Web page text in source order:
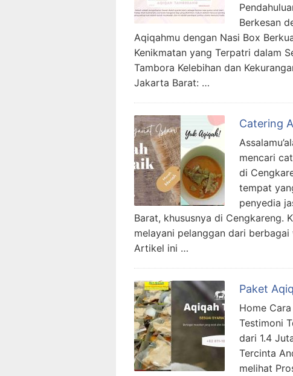
Berkesan
Aqiqahmu dengan Nasi Box
Kenikmatan yang Terpatri dalam
Tambora Kelebihan dan
Jakarta Barat: …
Catering
mencari
di
tempat
penyedia
Barat, khususnya di Cengkareng.
melayani pelanggan dari
Artikel ini …
Paket
Home
Testimoni
dari 1.4
Tercinta
melihat